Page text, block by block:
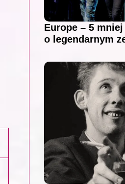
Europe – 5
o legendarnym